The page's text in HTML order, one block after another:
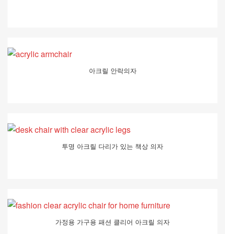
아크릴 안락의자
투명 아크릴 다리가 있는 책상 의자
가정용 가구용 패션 클리어 아크릴 의자